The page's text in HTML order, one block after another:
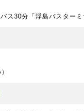
ス30分「浮島バスター